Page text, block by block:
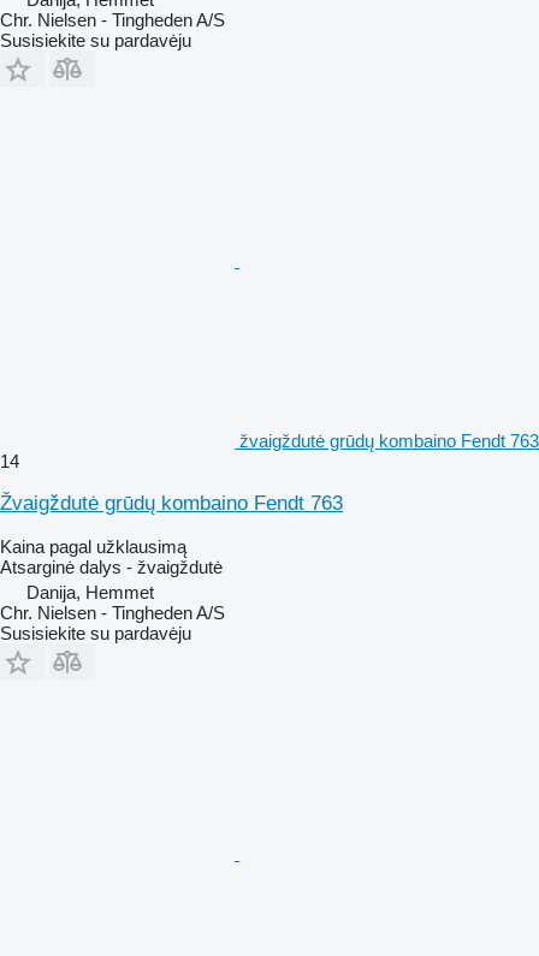
Chr. Nielsen - Tingheden A/S
Susisiekite su pardavėju
žvaigždutė grūdų kombaino Fendt 763
14
Žvaigždutė grūdų kombaino Fendt 763
Kaina pagal užklausimą
Atsarginė dalys - žvaigždutė
Danija, Hemmet
Chr. Nielsen - Tingheden A/S
Susisiekite su pardavėju